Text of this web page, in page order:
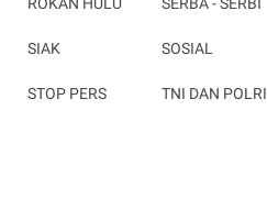
SIAK SOSIAL
STOP PERS TNI DAN POLRI